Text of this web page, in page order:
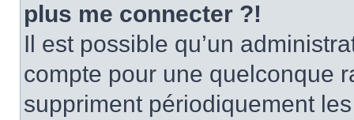
plus me connecter ?!
Il est possible qu’un
compte pour une quelconque
suppriment périodiquement